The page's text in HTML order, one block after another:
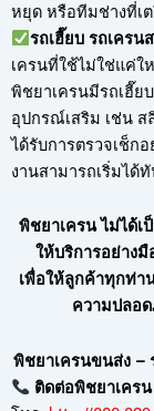
หยุด หรือทีมช่างที่เต
รถเฮี๊ยบ รถเคร
เครนที่ใช้ไม่ใช่แค่
พิชยาเครนมีรถเฮี๊ย
อุปกรณ์เสริม เช่น
ได้รับการตรวจเช็ก
งานสามารถเริ่มได้
พิชยาเครน ไม่ได้เ
ให้บริการอย่าง
เพื่อให้ลูกค้าทุกท่า
ความปลอ
พิชยาเครนขนส่ง –
ติดต่อพิชยาเครน